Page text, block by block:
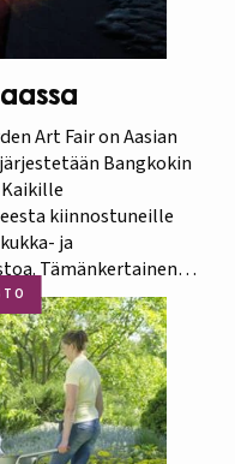
Art Fair on Aasian
Bangkokin
kiinnostuneille
ja
Tämänkertainen
-teemavuotta, joka
entisestään.
ja monipuolisesta